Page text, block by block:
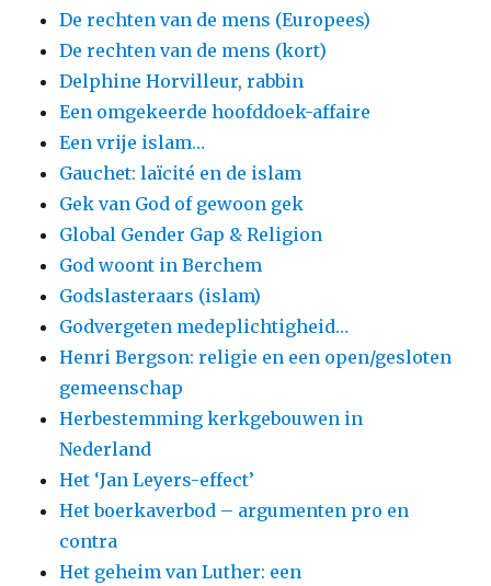
De rechten van de mens (Europees)
De rechten van de mens (kort)
Delphine Horvilleur, rabbin
Een omgekeerde hoofddoek-affaire
Een vrije islam…
Gauchet: laïcité en de islam
Gek van God of gewoon gek
Global Gender Gap & Religion
God woont in Berchem
Godslasteraars (islam)
Godvergeten medeplichtigheid…
Henri Bergson: religie en een open/gesloten
gemeenschap
Herbestemming kerkgebouwen in
Nederland
Het ‘Jan Leyers-effect’
Het boerkaverbod – argumenten pro en
contra
Het geheim van Luther: een